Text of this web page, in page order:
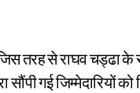
तरह से राघव चड्ढा के
सौंपी गई जिम्मेदारियों